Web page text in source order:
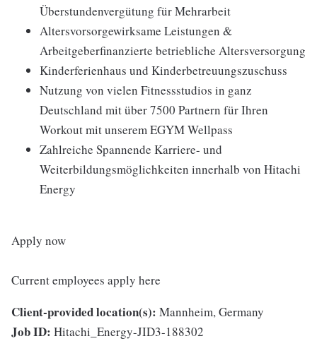
Überstundenvergütung für Mehrarbeit
Altersvorsorgewirksame Leistungen &
Arbeitgeberfinanzierte betriebliche Altersversorgung
Kinderferienhaus und Kinderbetreuungszuschuss
Nutzung von vielen Fitnessstudios in ganz
Deutschland mit über 7500 Partnern für Ihren
Workout mit unserem EGYM Wellpass
Zahlreiche Spannende Karriere- und
Weiterbildungsmöglichkeiten innerhalb von Hitachi
Energy
Apply now
Current employees apply here
Client-provided location(s): Mannheim, Germany
Job ID: Hitachi_Energy-JID3-188302